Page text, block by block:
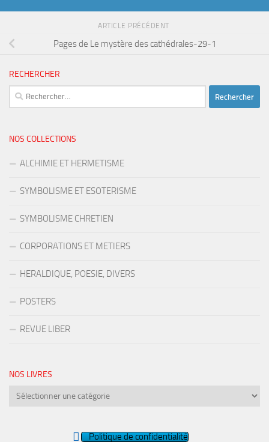
ARTICLE PRÉCÉDENT
Pages de Le mystère des cathédrales-29-1
RECHERCHER
Rechercher :
NOS COLLECTIONS
ALCHIMIE ET HERMETISME
SYMBOLISME ET ESOTERISME
SYMBOLISME CHRETIEN
CORPORATIONS ET METIERS
HERALDIQUE, POESIE, DIVERS
POSTERS
REVUE LIBER
NOS LIVRES
Nos
Politique de confidentialité